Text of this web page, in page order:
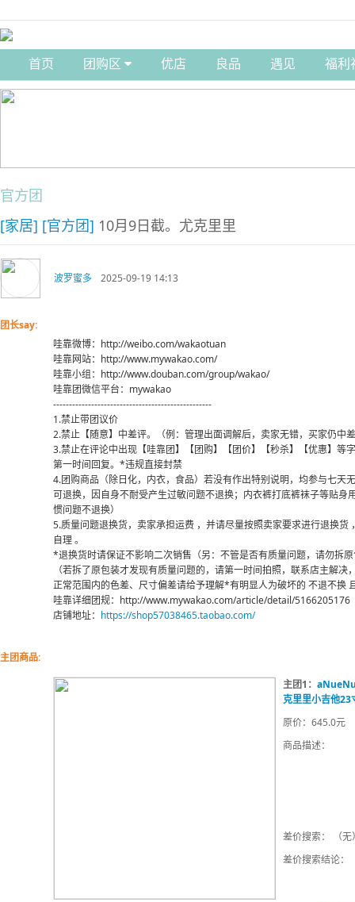
首页 团购区 优店 良品 遇见 福利
官方团
[家居] [官方团] 10月9日截。尤克里里
波罗蜜多 2025-09-19 14:13
团长say:
哇靠微博：http://weibo.com/wakaotuan
哇靠网站：http://www.mywakao.com/
哇靠小组：http://www.douban.com/group/wakao/
哇靠团微信平台：mywakao
--------------------------------------------------
1.禁止带团议价
2.禁止【随意】中差评。（例：管理出面调解后，卖家无错，买家仍中
3.禁止在评论中出现【哇靠团】【团购】【团价】【秒杀】【优惠】等
第一时间回复。*违规直接封禁
4.团购商品（除日化，内衣，食品）若没有作出特别说明，均参与七天
可退换，因自身不耐受产生过敏问题不退换；内衣裤打底裤袜子等贴身
惯问题不退换）
5.质量问题退换货，卖家承担运费 ，并请尽量按照卖家要求进行退换货
自理 。
*退换货时请保证不影响二次销售（另：不管是否有质量问题，请勿拆
（若拆了原包装才发现有质量问题的，请第一时间拍照，联系店主解
正常范围内的色差、尺寸偏差请给予理解*有明显人为破坏的 不退不换
哇靠详细团规：http://www.mywakao.com/article/detail/5166205176
店铺地址： https://shop57038465.taobao.com/
主团商品:
主团1：
克里里小吉他23
原价：645.0元
商品描述：
差价搜索： （无
差价搜索结论：